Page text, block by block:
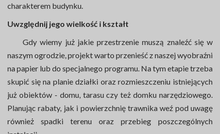
charakterem budynku.
Uwzględnij jego wielkość i kształt
Gdy wiemy już jakie przestrzenie muszą znaleźć się w
naszym ogrodzie, projekt warto przenieść z naszej wyobraźni
na papier lub do specjalnego programu. Na tym etapie trzeba
skupić się na planie działki oraz rozmieszczeniu istniejących
już obiektów - domu, tarasu czy też domku narzędziowego.
Planując rabaty, jak i powierzchnię trawnika weź pod uwagę
również spadki terenu oraz przebieg poszczególnych